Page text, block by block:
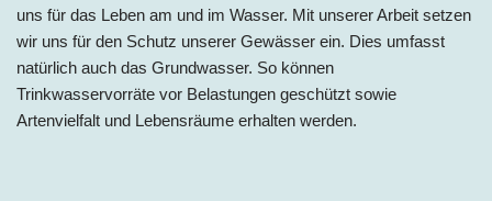
uns für das Leben am und im Wasser. Mit unserer Arbeit setzen
wir uns für den Schutz unserer Gewässer ein. Dies umfasst
natürlich auch das Grundwasser. So können
Trinkwasservorräte vor Belastungen geschützt sowie
Artenvielfalt und Lebensräume erhalten werden.